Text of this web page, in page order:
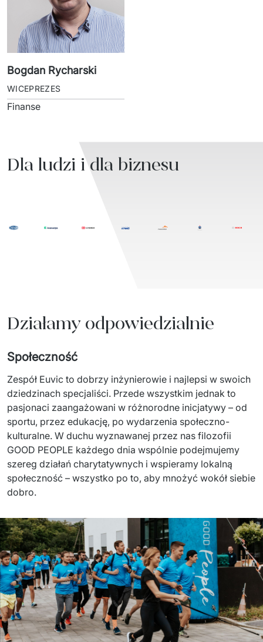
Bogdan Rycharski
WICEPREZES
Finanse
Dla ludzi i dla biznesu
Działamy odpowiedzialnie
Społeczność
Zespół Euvic to dobrzy inżynierowie i najlepsi w swoich
dziedzinach specjaliści. Przede wszystkim jednak
pasjonaci zaangażowani w różnorodne inicjatywy
sportu, przez edukację, po wydarzenia społeczno-
kulturalne. W duchu wyznawanej przez nas filozofii
GOOD PEOPLE każdego dnia wspólnie podejmujemy
szereg działań charytatywnych i wspieramy lokalną
społeczność – wszystko po to, aby mnożyć wokół siebie
dobro.